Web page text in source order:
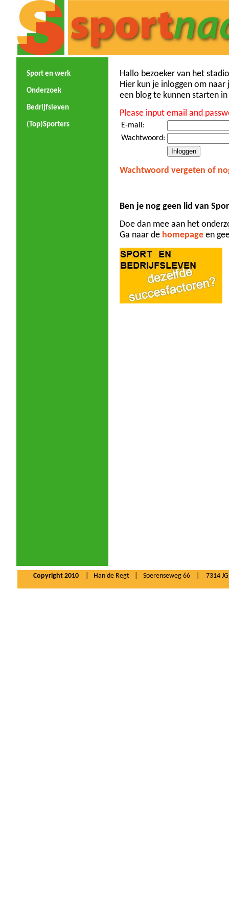
Sport en werk
Onderzoek
Bedrijfsleven
(Top)Sporters
Hallo bezoeker van het
Hier kun je inloggen om
een blog te kunnen starten
Please input email and
E-mail:
Wachtwoord:
Wachtwoord vergeten of
Ben je nog geen lid van
Doe dan mee aan het
Ga naar de homepageen
Copyright 2010 Han de Regt Soerenseweg 66 7314